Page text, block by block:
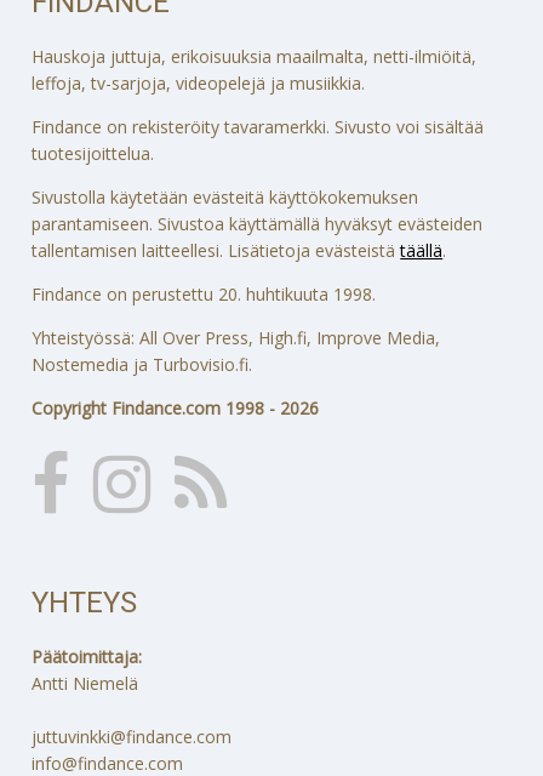
Hauskoja juttuja, erikoisuuksia maailmalta, netti-ilmiöitä,
leffoja, tv-sarjoja, videopelejä ja musiikkia.
Findance on rekisteröity tavaramerkki. Sivusto voi sisältää
tuotesijoittelua.
Sivustolla käytetään evästeitä käyttökokemuksen
parantamiseen. Sivustoa käyttämällä hyväksyt evästeiden
tallentamisen laitteellesi. Lisätietoja evästeistätäällä.
Findance on perustettu 20. huhtikuuta 1998.
Yhteistyössä: All Over Press, High.fi, Improve Media,
Nostemedia ja Turbovisio.fi.
Copyright Findance.com 1998 - 2026
YHTEYS
Päätoimittaja:
Antti Niemelä
juttuvinkki@findance.com
info@findance.com